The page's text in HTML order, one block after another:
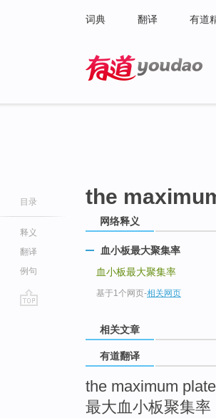
词典 翻译 有道
目录
释义
翻译
例句
the
网络释义
血小板最大聚集率
血小板最大聚集率
基于1个网页-相关网页
相关文章
有道翻译
the maximum
最大血小板聚集率